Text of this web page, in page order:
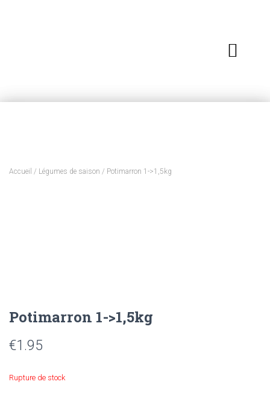
Accueil / Légumes de saison / Potimarron 1->1,5kg
Potimarron 1->1,5kg
€1.95
Rupture de stock